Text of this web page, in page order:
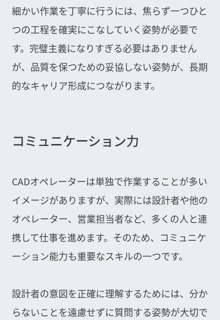
細かい作業を丁寧に行うには、焦らず一つひと
つの工程を確実にこなしていく姿勢が必要で
す。完璧主義になりすぎる必要はありません
が、品質を保つための妥協しない姿勢が、長期
的なキャリア形成につながります。
コミュニケーション力
CADオペレーターは単独で作業することが多い
イメージがありますが、実際には設計者や他の
オペレーター、営業担当者など、多くの人と連
携して仕事を進めます。そのため、コミュニケ
ーション能力も重要なスキルの一つです。
設計者の意図を正確に理解するためには、分か
らないことを遠慮せずに質問する姿勢が大切で